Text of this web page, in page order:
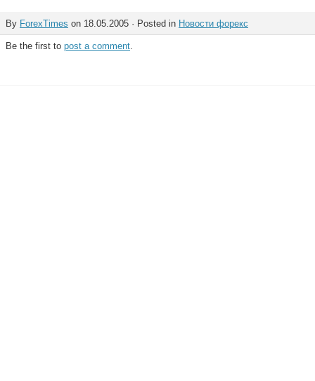
By ForexTimes on 18.05.2005 · Posted in Новости форекс
Be the first to post a comment.